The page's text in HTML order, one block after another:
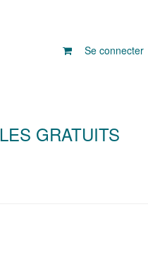
Se connecter
LES GRATUITS